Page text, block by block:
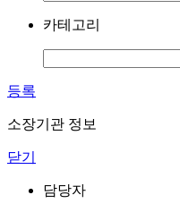
카테고리
등록
소장기관 정보
닫기
담당자